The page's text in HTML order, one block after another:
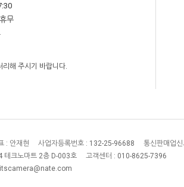
무
해 주시기 바랍니다.
: 안재현 사업자등록번호 : 132-25-96688 통신판매업
테크노마트 2층 D-003호 고객센터 : 010-8625-7396
itscamera@nate.com